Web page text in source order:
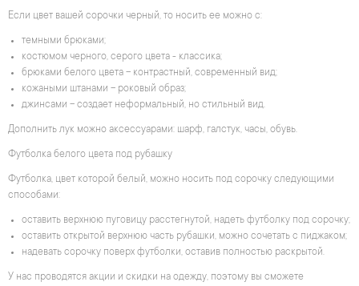
Если цвет вашей сорочки черный, то носить ее можно с:
темными брюками;
костюмом черного, серого цвета - классика;
брюками белого цвета – контрастный, современный вид;
кожаными штанами – роковый образ;
джинсами – создает неформальный, но стильный вид.
Дополнить лук можно аксессуарами: шарф, галстук, часы, обувь.
Футболка белого цвета под рубашку
Футболка, цвет которой белый, можно носить под сорочку следующими
способами:
оставить верхнюю пуговицу расстегнутой, надеть футболку под сорочку;
оставить открытой верхнюю часть рубашки, можно сочетать с пиджаком;
надевать сорочку поверх футболки, оставив полностью раскрытой.
У нас проводятся акции и скидки на одежду, поэтому вы сможете